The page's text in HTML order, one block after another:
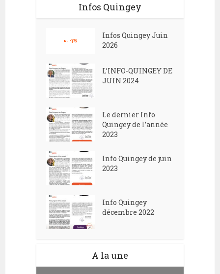
Infos Quingey
Infos Quingey Juin
2026
L’INFO-QUINGEY DE
JUIN 2024
Le dernier Info
Quingey de l’année
2023
Info Quingey de juin
2023
Info Quingey
décembre 2022
A la une